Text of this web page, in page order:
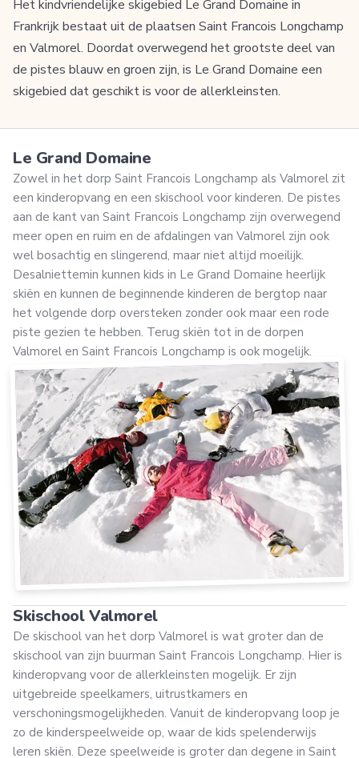
Het kindvriendelijke skigebied Le Grand Domaine in
Frankrijk bestaat uit de plaatsen Saint Francois Longchamp
en Valmorel. Doordat overwegend het grootste deel van
de pistes blauw en groen zijn, is Le Grand Domaine een
skigebied dat geschikt is voor de allerkleinsten.
Le Grand Domaine
Zowel in het dorp Saint Francois Longchamp als Valmorel zit
een kinderopvang en een skischool voor kinderen. De pistes
aan de kant van Saint Francois Longchamp zijn overwegend
meer open en ruim en de afdalingen van Valmorel zijn ook
wel bosachtig en slingerend, maar niet altijd moeilijk.
Desalniettemin kunnen kids in Le Grand Domaine heerlijk
skiën en kunnen de beginnende kinderen de bergtop naar
het volgende dorp oversteken zonder ook maar een rode
piste gezien te hebben. Terug skiën tot in de dorpen
Valmorel en Saint Francois Longchamp is ook mogelijk.
Skischool Valmorel
De skischool van het dorp Valmorel is wat groter dan de
skischool van zijn buurman Saint Francois Longchamp. Hier is
kinderopvang voor de allerkleinsten mogelijk. Er zijn
uitgebreide speelkamers, uitrustkamers en
verschoningsmogelijkheden. Vanuit de kinderopvang loop je
zo de kinderspeelweide op, waar de kids spelenderwijs
leren skiën. Deze speelweide is groter dan degene in Saint